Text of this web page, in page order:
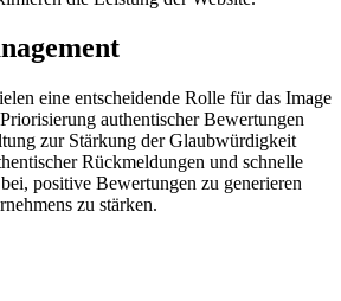
eine entscheidende Rolle für das Image
authentischer Bewertungen
zur Stärkung der Glaubwürdigkeit
Rückmeldungen und schnelle
positive Bewertungen zu generieren
zu stärken.